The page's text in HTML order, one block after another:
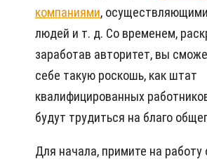
компаниями,
людей и т. д. Со временем,
заработав авторитет, вы
себе такую роскошь, как штат
квалифицированных
будут трудиться на благо
Для начала, примите на работу